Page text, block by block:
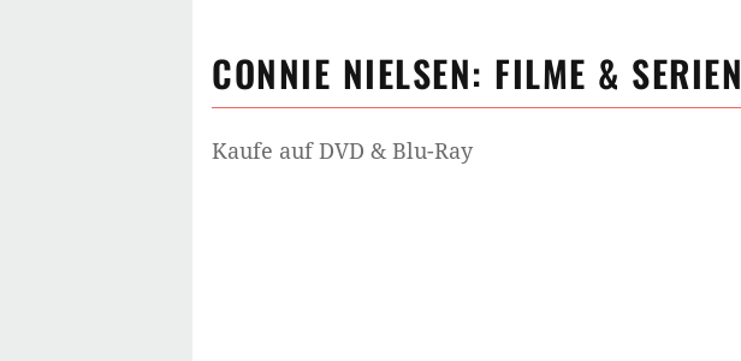
CONNIE NIELSEN: FILME & SERIEN
Kaufe auf DVD & Blu-Ray